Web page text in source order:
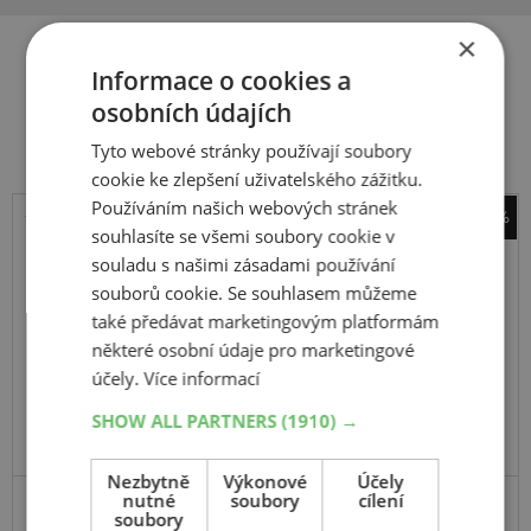
Související produkty
-44%
Barum
Vanis 3
215 65 R15 104/102T C
×
Informace o cookies a
osobních údajích
Tyto webové stránky používají soubory
cookie ke zlepšení uživatelského zážitku.
Používáním našich webových stránek
souhlasíte se všemi soubory cookie v
souladu s našimi zásadami používání
souborů cookie. Se souhlasem můžeme
také předávat marketingovým platformám
některé osobní údaje pro marketingové
účely.Více informací
SHOW ALL PARTNERS(1910) →
Nezbytně
nutné
soubory
Výkonové
soubory
Účely
cílení